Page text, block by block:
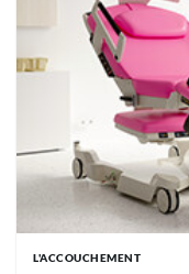
L'ACCOUCHEMENT